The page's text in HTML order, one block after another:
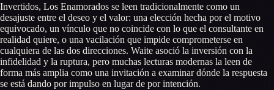
Invertidos, Los Enamorados se leen tradicionalmente como un
desajuste entre el deseo y el valor: una elección hecha por el motivo
equivocado, un vínculo que no coincide con lo que el consultante en
realidad quiere, o una vacilación que impide comprometerse en
cualquiera de las dos direcciones. Waite asoció la inversión con la
infidelidad y la ruptura, pero muchas lecturas modernas la leen de
forma más amplia como una invitación a examinar dónde la respuesta
se está dando por impulso en lugar de por intención.